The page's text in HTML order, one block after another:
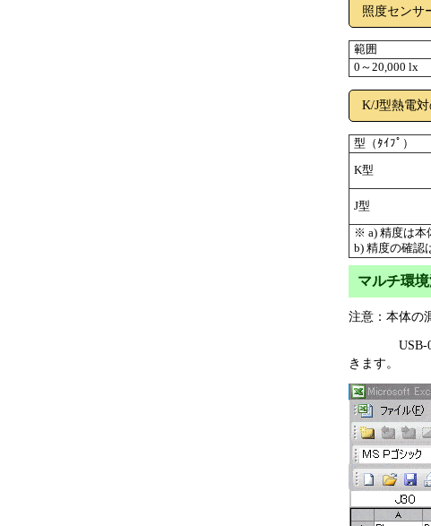
照度センサ
範囲
0～20,000 lx
K/J型熱電
型（ﾀｲﾌﾟ）
K型
J型
※ a) 精度は本
b) 精度の確認
マルチ環
注意：本体の
USB-01で
きます。